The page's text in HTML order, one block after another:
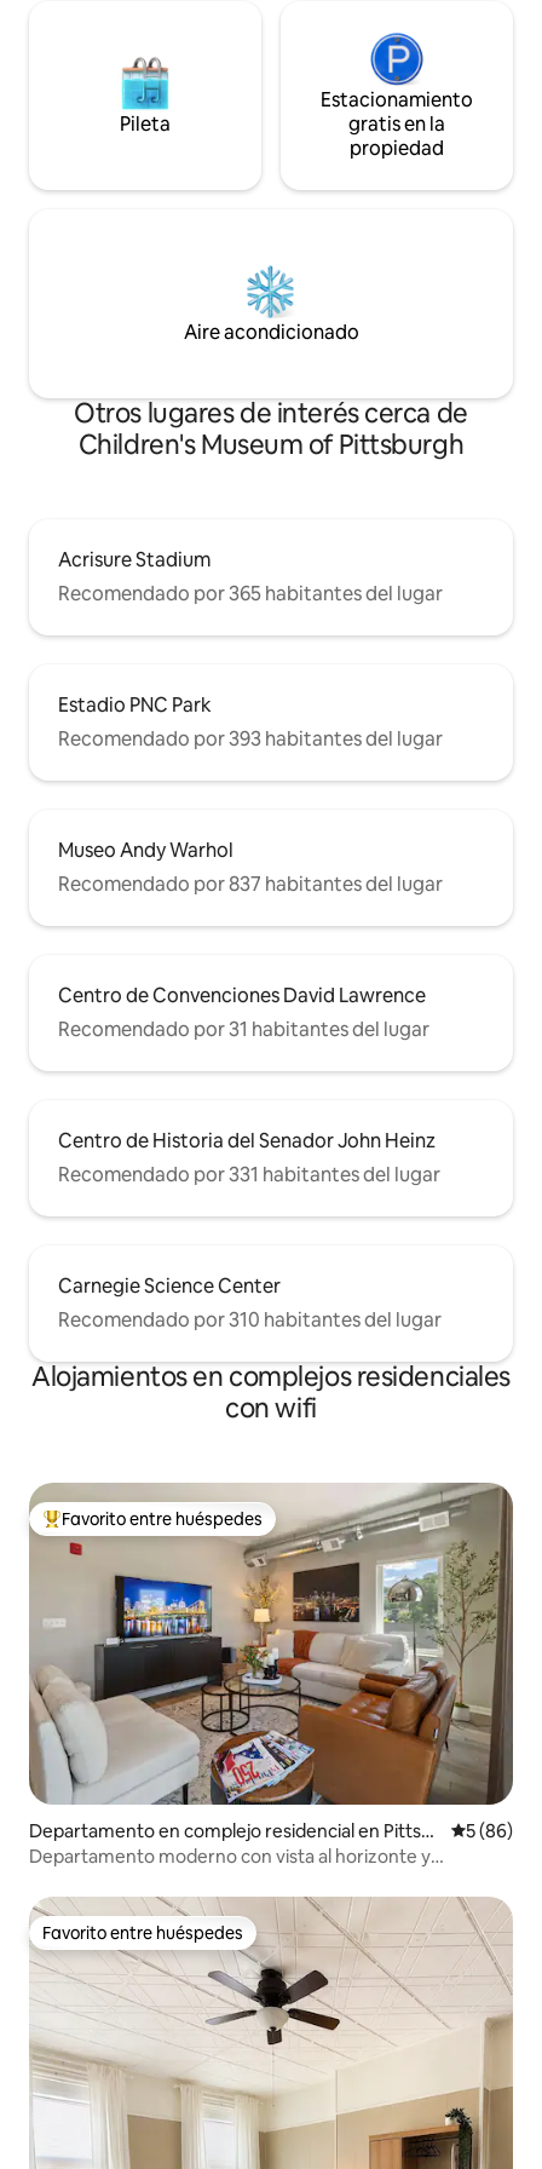
Pileta
Estacionamiento
gratis en la
propiedad
Aire acondicionado
Otros lugares de interés cerca de
Children's Museum of Pittsburgh
Acrisure Stadium
Recomendado por 365 habitantes del lugar
Estadio PNC Park
Recomendado por 393 habitantes del lugar
Museo Andy Warhol
Recomendado por 837 habitantes del lugar
Centro de Convenciones David Lawrence
Recomendado por 31 habitantes del lugar
Centro de Historia del Senador John Heinz
Recomendado por 331 habitantes del lugar
Carnegie Science Center
Recomendado por 310 habitantes del lugar
Alojamientos en complejos residenciales
con wifi
Favorito entre los huéspedes más destacados
Favorito entre huéspedes
Departamento en complejo residencial en Pittsb
urgh
5 (86)
Departamento moderno con vista al horizonte y
Favorito entre huéspedes
Favorito entre huéspedes